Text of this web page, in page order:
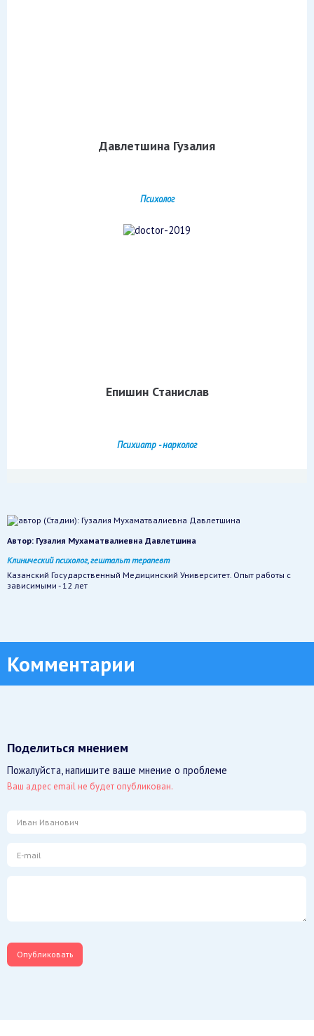
Давлетшина Гузалия
Психолог
Епишин Станислав
Психиатр - нарколог
Автор: Гузалия Мухаматвалиевна Давлетшина
Клинический психолог, гештальт терапевт
Казанский Государственный Медицинский Университет. Опыт работы с
зависимыми - 12 лет
Комментарии
Поделиться мнением
Пожалуйста, напишите ваше мнение о проблеме
Ваш адрес email не будет опубликован.